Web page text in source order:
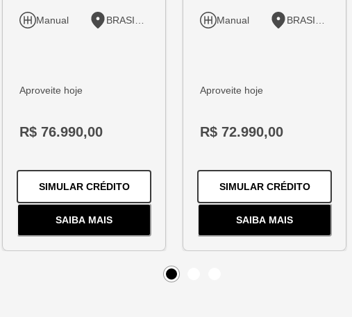
1.2 TURBO FLEX PREMIER AUTOMÁTICO
1.2 TURBO FLEX PREMIER AUTOMÁTICO
Manual
Aproveite hoje
R$ 76.990,00
SIMULAR CRÉDITOPARA O HB20 1.0 12V FLEX COMFORT MANUAL
SAIBA MAIS
SOBRE HB20 1.0 12V FLEX COMFORT MANUAL
Manual
Aproveite hoje
R$ 72.990,00
SIMULAR CRÉDITOPARA O
SAIBA MAIS
SOBRE ARGO